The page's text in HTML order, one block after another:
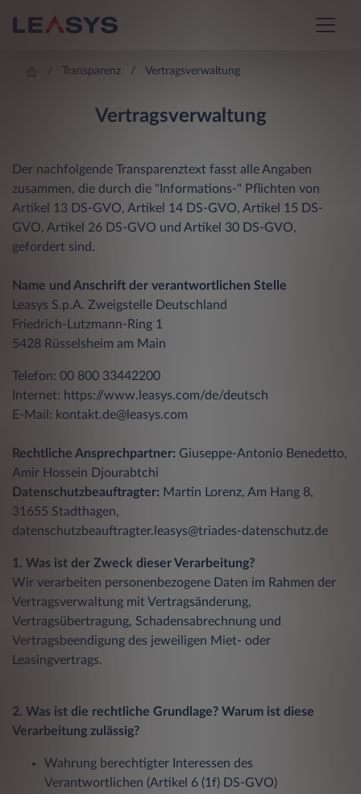
Transparenz Vertragsverwaltung
Vertragsverwaltung
Der nachfolgende Transparenztext fasst alle Angaben
zusammen, die durch die "Informations-" Pflichten von
Artikel 13 DS-GVO, Artikel 14 DS-GVO, Artikel 15 DS-
GVO, Artikel 26 DS-GVO und Artikel 30 DS-GVO,
gefordert sind.
Name und Anschrift der verantwortlichen Stelle
Leasys S.p.A. Zweigstelle Deutschland
Friedrich-Lutzmann-Ring 1
5428 Rüsselsheim am Main
Telefon: 00 800 33442200
Internet: https://www.leasys.com/de/deutsch
E-Mail: kontakt.de@leasys.com
Rechtliche Ansprechpartner: Giuseppe-Antonio Benedetto,
Amir Hossein Djourabtchi
Datenschutzbeauftragter: Martin Lorenz, Am Hang 8,
31655 Stadthagen,
datenschutzbeauftragter.leasys@triades-datenschutz.de
1. Was ist der Zweck dieser Verarbeitung?
Wir verarbeiten personenbezogene Daten im Rahmen der
Vertragsverwaltung mit Vertragsänderung,
Vertragsübertragung, Schadensabrechnung und
Vertragsbeendigung des jeweiligen Miet- oder
Leasingvertrags.
2. Was ist die rechtliche Grundlage? Warum ist diese
Verarbeitung zulässig?
Wahrung berechtigter Interessen des
Verantwortlichen (Artikel 6 (1f) DS-GVO)